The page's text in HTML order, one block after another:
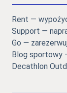
Rent —
Support —
Go —
Blog sportowy
Decathlon